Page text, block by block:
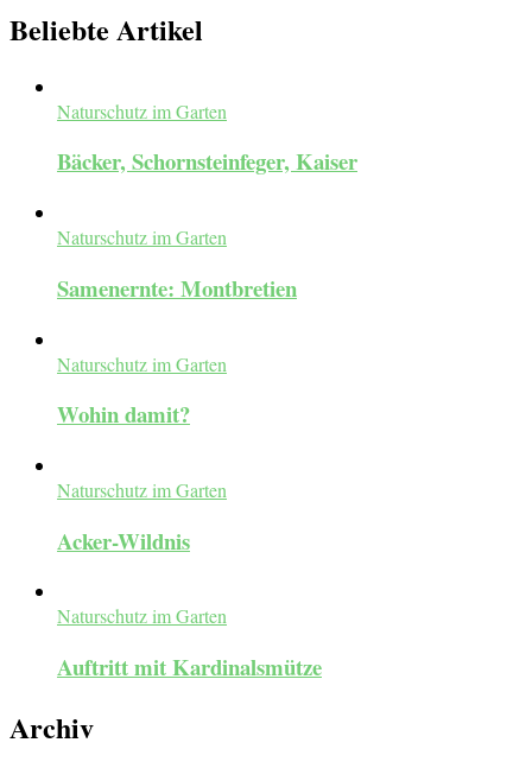
Beliebte Artikel
Naturschutz im Garten
Bäcker, Schornsteinfeger, Kaiser
Naturschutz im Garten
Samenernte: Montbretien
Naturschutz im Garten
Wohin damit?
Naturschutz im Garten
Acker-Wildnis
Naturschutz im Garten
Auftritt mit Kardinalsmütze
Archiv